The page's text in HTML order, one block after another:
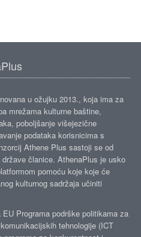
u ožujku 2013., koja ima za
mrežama kulturne baštine,
poboljšanje višejezične
podataka korisnicima s
Athene Plus sastoji se od
članice. AthenaPlus je usko
pomoću koje koje će
kulturnog sadržaja učiniti
Programa podrške politikama za
tehnologije (ICT